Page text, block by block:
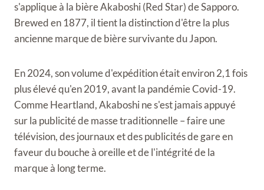
s'applique à la bière Akaboshi (Red Star) de Sapporo.
Brewed en 1877, il tient la distinction d'être la plus
ancienne marque de bière survivante du Japon.
En 2024, son volume d'expédition était environ 2,1 fois
plus élevé qu'en 2019, avant la pandémie Covid-19.
Comme Heartland, Akaboshi ne s'est jamais appuyé
sur la publicité de masse traditionnelle – faire une
télévision, des journaux et des publicités de gare en
faveur du bouche à oreille et de l'intégrité de la
marque à long terme.